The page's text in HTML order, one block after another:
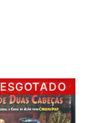
ESGOTADO